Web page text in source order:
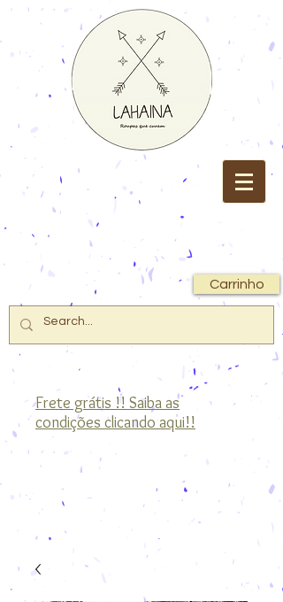
Carrinho
Frete grátis !! Saiba as
condições clicando aqui!!